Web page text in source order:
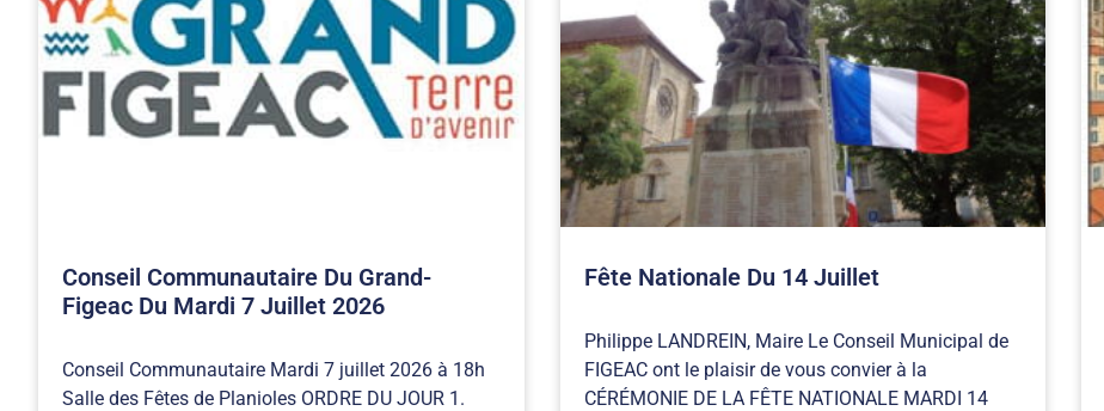
Conseil Communautaire Du Grand-
Figeac Du Mardi 7 Juillet 2026
Conseil Communautaire Mardi 7 juillet 2026 à 18h
Salle des Fêtes de Planioles ORDRE DU JOUR 1.
Fête Nationale Du 14 Juillet
Philippe LANDREIN, Maire Le Conseil Municipal de
FIGEAC ont le plaisir de vous convier à la
CÉRÉMONIE DE LA FÊTE NATIONALE MARDI 14